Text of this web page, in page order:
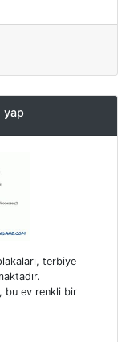
yap
terbiye
bu ev renkli bir